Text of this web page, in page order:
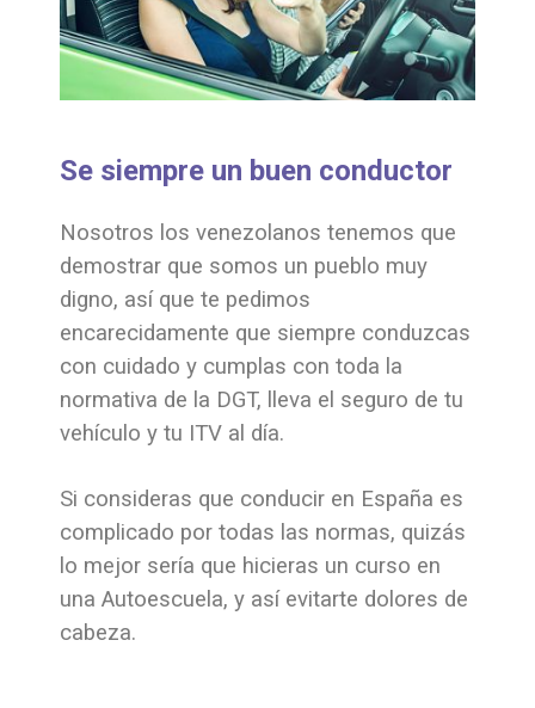
Se siempre un buen conductor
Nosotros los venezolanos tenemos que
demostrar que somos un pueblo muy
digno, así que te pedimos
encarecidamente que siempre conduzcas
con cuidado y cumplas con toda la
normativa de la DGT, lleva el seguro de tu
vehículo y tu ITV al día.
Si consideras que conducir en España es
complicado por todas las normas, quizás
lo mejor sería que hicieras un curso en
una Autoescuela, y así evitarte dolores de
cabeza.